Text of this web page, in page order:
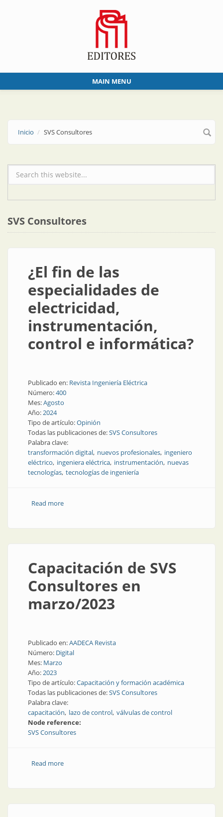
MAIN MENU
Inicio SVS Consultores
Formulario de búsqueda
SVS Consultores
¿El fin de las
especialidades de
electricidad,
instrumentación,
control e informática?
Publicado en: Revista Ingeniería Eléctrica
Número:400
Mes:Agosto
Año:2024
Tipo de artículo:Opinión
Todas las publicaciones de:SVS Consultores
Palabra clave:
transformación digital nuevos profesionales ingeniero
eléctrico ingeniera eléctrica instrumentación nuevas
tecnologías tecnologías de ingeniería
Read moreabout ¿El fin de las especialidades de electricidad,
Capacitación de SVS
Consultores en
marzo/2023
Publicado en:AADECA Revista
Número: Digital
Mes: Marzo
Año:2023
Tipo de artículo:Capacitación y formación académica
Todas las publicaciones de:SVS Consultores
Palabra clave:
capacitación lazo de control válvulas de control
Node reference:
SVS Consultores
Read moreabout Capacitación de SVS Consultores en